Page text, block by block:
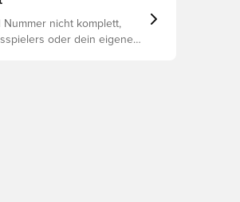
nicht komplett,
oder dein eigener